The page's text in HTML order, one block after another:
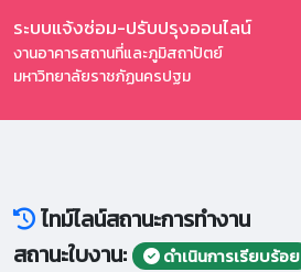
ระบบแจ้งซ่อม-ปรับปรุงออนไลน์
งานอาคารสถานที่และภูมิสถาปัตย์
มหาวิทยาลัยราชภัฏนครปฐม
ไทม์ไลน์สถานะการทำงาน
สถานะใบงาน:
ดำเนินการเรียบร้อย